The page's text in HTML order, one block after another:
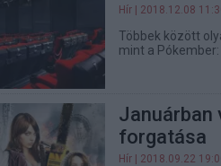
Hír | 2018.12.08
Többek között
mint a
Januárban
forgatása
Hír | 2018.09.22